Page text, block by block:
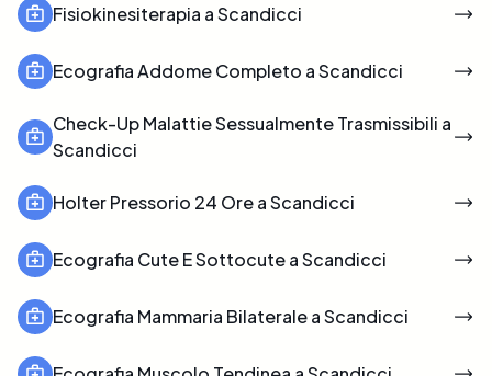
Fisiokinesiterapia a Scandicci
Ecografia Addome Completo a Scandicci
Check-Up Malattie Sessualmente Trasmissibili a
Scandicci
Holter Pressorio 24 Ore a Scandicci
Ecografia Cute E Sottocute a Scandicci
Ecografia Mammaria Bilaterale a Scandicci